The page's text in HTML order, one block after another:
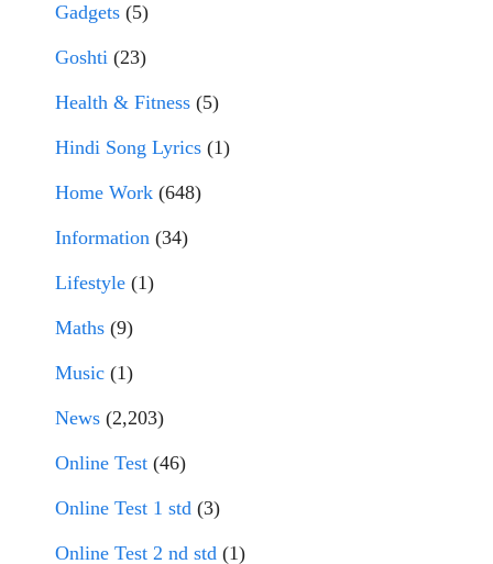
Gadgets (5)
Goshti (23)
Health & Fitness (5)
Hindi Song Lyrics (1)
Home Work (648)
Information (34)
Lifestyle (1)
Maths (9)
Music (1)
News (2,203)
Online Test (46)
Online Test 1 std (3)
Online Test 2 nd std (1)